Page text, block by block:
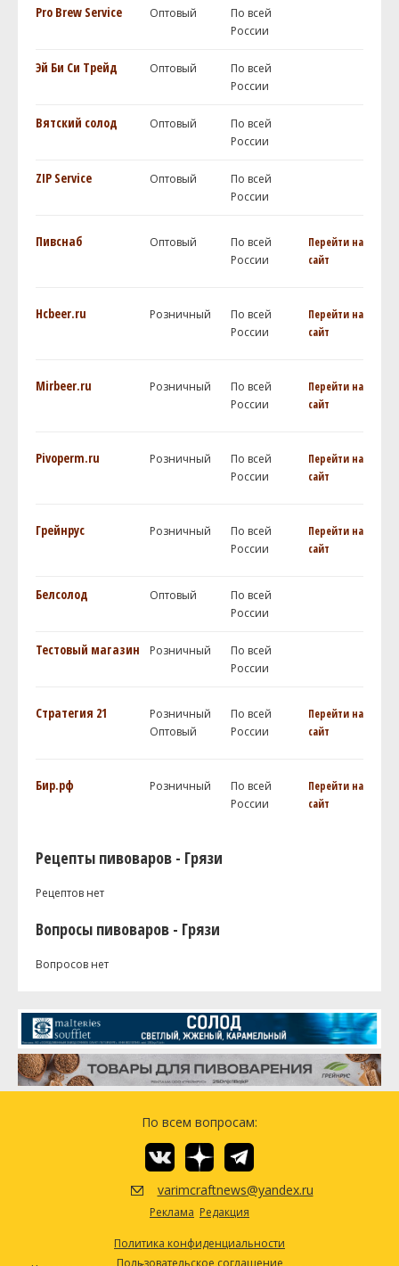
Pro Brew Service Оптовый
По всей
России
Эй Би Си Трейд Оптовый
По всей
России
Вятский солод Оптовый
По всей
России
ZIP Service Оптовый
По всей
России
Пивснаб Оптовый
По всей
России
Перейти на
сайт
Hcbeer.ru Розничный
По всей
России
Перейти на
сайт
Mirbeer.ru Розничный
По всей
России
Перейти на
сайт
Pivoperm.ru Розничный
По всей
России
Перейти на
сайт
Грейнрус Розничный
По всей
России
Перейти на
сайт
Белсолод Оптовый
По всей
России
Тестовый магазин Розничный
По всей
России
Стратегия 21
Розничный
Оптовый
По всей
России
Перейти на
сайт
Бир.рф Розничный
По всей
России
Перейти на
сайт
Рецепты пивоваров - Грязи
Рецептов нет
Вопросы пивоваров - Грязи
Вопросов нет
По всем вопросам:
varimcraftnews@yandex.ru
Реклама Редакция
Политика конфиденциальности